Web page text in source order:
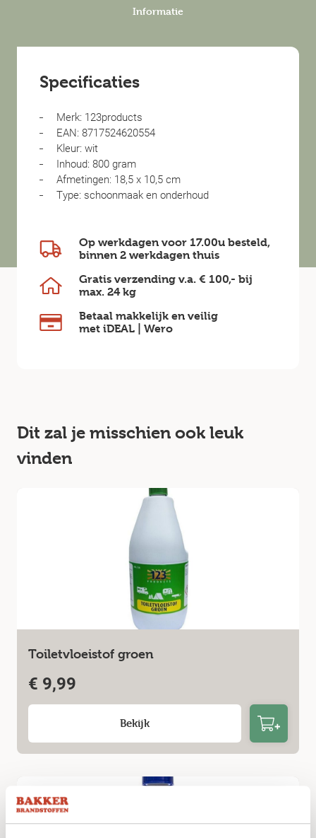
Informatie
Specificaties
Merk: 123products
EAN: 8717524620554
Kleur: wit
Inhoud: 800 gram
Afmetingen: 18,5 x 10,5 cm
Type: schoonmaak en onderhoud
Op werkdagen voor 17.00u besteld,
binnen 2 werkdagen thuis
Gratis verzending v.a. € 100,- bij
max. 24 kg
Betaal makkelijk en veilig
met iDEAL | Wero
Dit zal je misschien ook leuk
vinden
Toiletvloeistof groen
€ 9,99
Bekijk